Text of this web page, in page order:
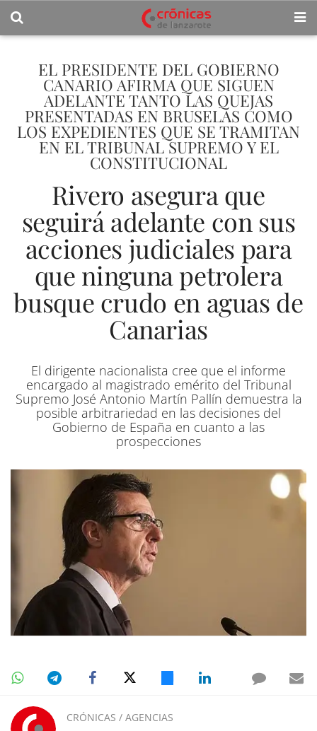
EL PRESIDENTE DEL GOBIERNO
CANARIO AFIRMA QUE SIGUEN
ADELANTE TANTO LAS QUEJAS
PRESENTADAS EN BRUSELAS COMO
LOS EXPEDIENTES QUE SE TRAMITAN
EN EL TRIBUNAL SUPREMO Y EL
CONSTITUCIONAL
Rivero asegura que
seguirá adelante con sus
acciones judiciales para
que ninguna petrolera
busque crudo en aguas de
Canarias
El dirigente nacionalista cree que el informe
encargado al magistrado emérito del Tribunal
Supremo José Antonio Martín Pallín demuestra la
posible arbitrariedad en las decisiones del
Gobierno de España en cuanto a las
prospecciones
CRÓNICAS / AGENCIAS